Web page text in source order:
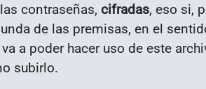
contraseñas, cifradas, eso si,
de las premisas, en el
a poder hacer uso de este
subirlo.